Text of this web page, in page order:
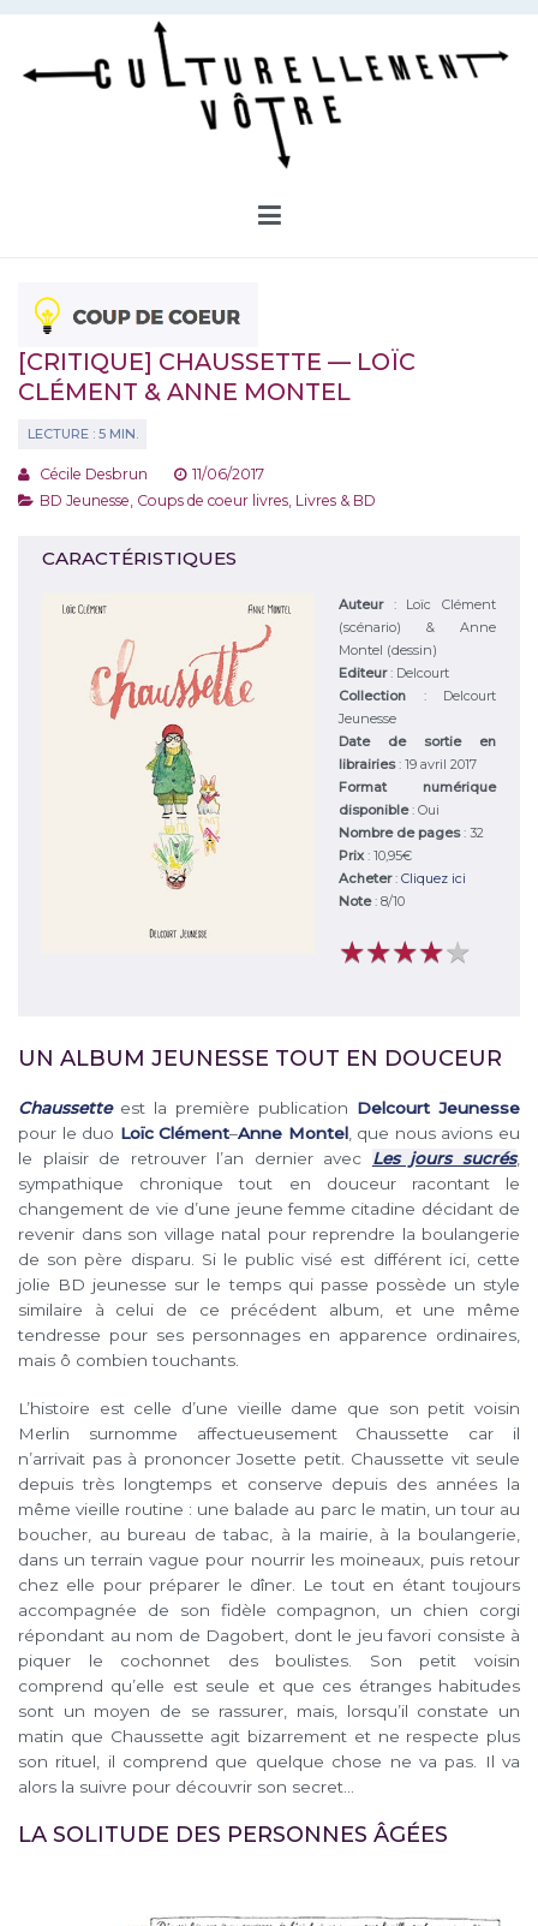
Aller
contenu
[CRITIQUE] CHAUSSETTE — LOÏC
CLÉMENT & ANNE MONTEL
Cécile Desbrun
11/06/2017
BD Jeunesse Coups de coeur livres Livres & BD
CARACTÉRISTIQUES
Auteur : Loïc Clément
(scénario) & Anne
Montel (dessin)
Editeur: Delcourt
Collection : Delcourt
Jeunesse
Date de sortie en
librairies: 19 avril 2017
Format numérique
disponible: Oui
Nombre de pages: 32
Prix: 10,95€
Acheter:Cliquez ici
Note:8/10
★★★★★
★★★★★
UN ALBUM JEUNESSE TOUT EN DOUCEUR
Chaussette est la première publication Delcourt Jeunesse
pour le duo Loïc Clément–Anne Montel, que nous avions eu
le plaisir de retrouver l’an dernier avec Les jours sucrés,
sympathique chronique tout en douceur racontant le
changement de vie d’une jeune femme citadine décidant de
revenir dans son village natal pour reprendre la boulangerie
de son père disparu. Si le public visé est différent ici, cette
jolie BD jeunesse sur le temps qui passe possède un style
similaire à celui de ce précédent album, et une même
tendresse pour ses personnages en apparence ordinaires,
mais ô combien touchants.
L’histoire est celle d’une vieille dame que son petit voisin
Merlin surnomme affectueusement Chaussette car il
n’arrivait pas à prononcer Josette petit. Chaussette vit seule
depuis très longtemps et conserve depuis des années la
même vieille routine : une balade au parc le matin, un tour au
boucher, au bureau de tabac, à la mairie, à la boulangerie,
dans un terrain vague pour nourrir les moineaux, puis retour
chez elle pour préparer le dîner. Le tout en étant toujours
accompagnée de son fidèle compagnon, un chien corgi
répondant au nom de Dagobert, dont le jeu favori consiste à
piquer le cochonnet des boulistes. Son petit voisin
comprend qu’elle est seule et que ces étranges habitudes
sont un moyen de se rassurer, mais, lorsqu’il constate un
matin que Chaussette agit bizarrement et ne respecte plus
son rituel, il comprend que quelque chose ne va pas. Il va
alors la suivre pour découvrir son secret…
LA SOLITUDE DES PERSONNES ÂGÉES